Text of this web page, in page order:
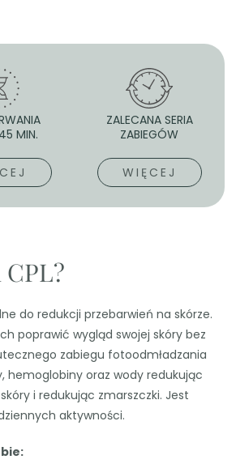
MIN.
ZALECANA SERIA
ZABIEGÓW
WIĘCEJ
do redukcji przebarwień na skórze.
poprawić wygląd swojej skóry bez
zabiegu fotoodmładzania
hemoglobiny oraz wody redukując
i redukując zmarszczki. Jest
aktywności.